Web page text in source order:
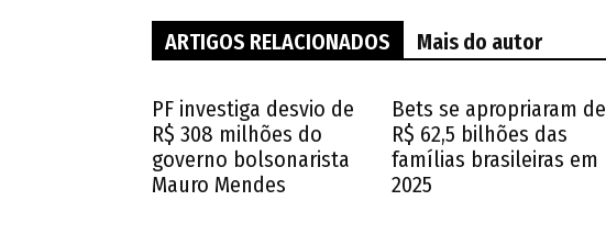
ARTIGOS RELACIONADOS Mais do autor
PF investiga desvio de
R$ 308 milhões do
governo bolsonarista
Mauro Mendes
Bets se apropriaram de
R$ 62,5 bilhões das
famílias brasileiras em
2025